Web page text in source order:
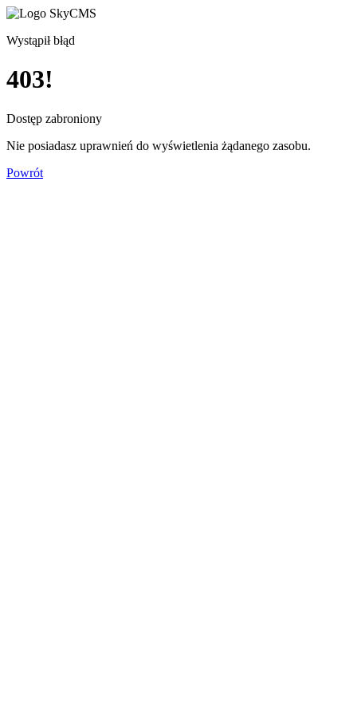
Wystąpił błąd
403!
Dostęp zabroniony
Nie posiadasz uprawnień do wyświetlenia żądanego zasobu.
Powrót